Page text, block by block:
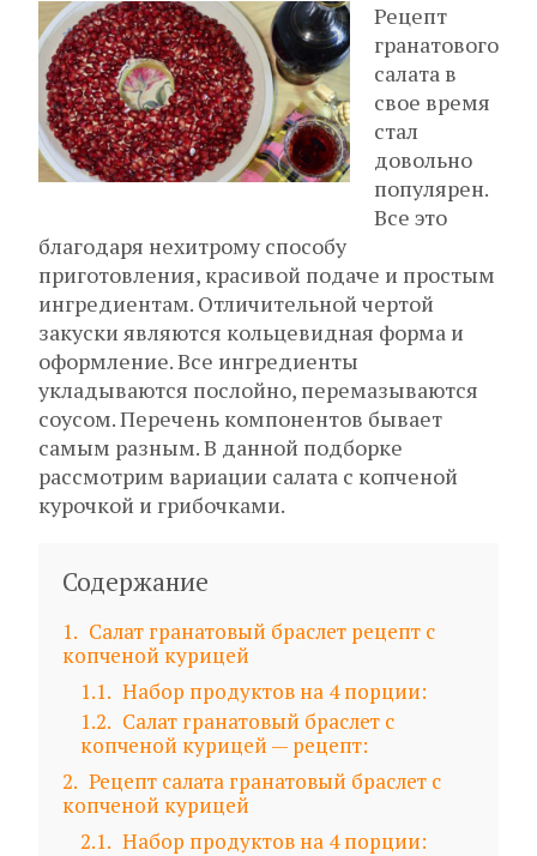
Рецепт
гранатового
салата в
свое время
стал
довольно
популярен.
Все это
благодаря нехитрому способу
приготовления, красивой подаче и простым
ингредиентам. Отличительной чертой
закуски являются кольцевидная форма и
оформление. Все ингредиенты
укладываются послойно, перемазываются
соусом. Перечень компонентов бывает
самым разным. В данной подборке
рассмотрим вариации салата с копченой
курочкой и грибочками.
Содержание
1
Салат гранатовый браслет рецепт с
копченой курицей
1.1
Набор продуктов на 4 порции:
1.2
Салат гранатовый браслет с
копченой курицей — рецепт:
2
Рецепт салата гранатовый браслет с
копченой курицей
2.1
Набор продуктов на 4 порции: